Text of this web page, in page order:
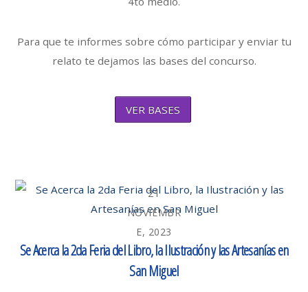
Para que te informes sobre cómo participar y enviar tu
relato te dejamos las bases del concurso.
VER BASES
21
NOVIEMBR
E, 2023
Se Acerca la 2da Feria del Libro, la Ilustración y las Artesanías en
San Miguel